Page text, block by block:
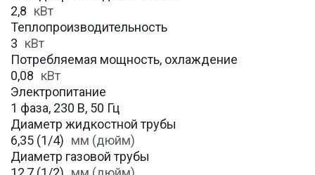
2,8 кВт
Теплопроизводительность
3 кВт
Потребляемая мощность, охлаждение
0,08 кВт
Электропитание
1 фаза, 230 В, 50 Гц
Диаметр жидкостной трубы
6,35 (1/4) мм (дюйм)
Диаметр газовой трубы